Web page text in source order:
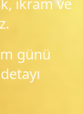
ikram ve
günü